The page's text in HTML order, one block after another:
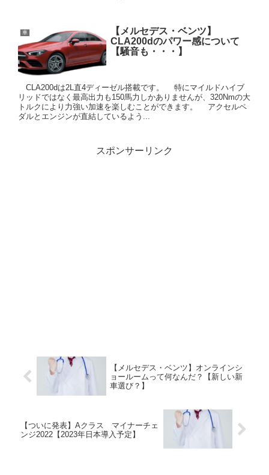
車
【メルセデス・ベンツ】
CLA200dのパワー感について
【騒音も・・・】
CLA200dは2L直4ディーゼル搭載です。 特にマイルドハイブ
リッドではなく最高出力も150馬力しかありませんが、320Nmの大
トルクにより力強い加速を楽しむことができます。 アクセルペ
ダルとエンジンが直結しているよう...
スポンサーリンク
【メルセデス・ベンツ】オンラインシ
ョールームって何なんだ？【新しい新
車選び？】
【ついに発表】Aクラス マイナーチェ
ンジ2022【2023年日本導入予定】